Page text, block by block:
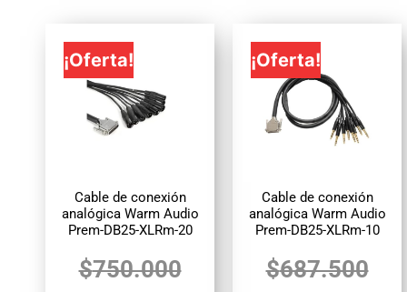
¡Oferta!
Cable de conexión
analógica Warm Audio
Prem-DB25-XLRm-20
$750.000
¡Oferta!
Cable de conexión
analógica Warm Audio
Prem-DB25-XLRm-10
$687.500